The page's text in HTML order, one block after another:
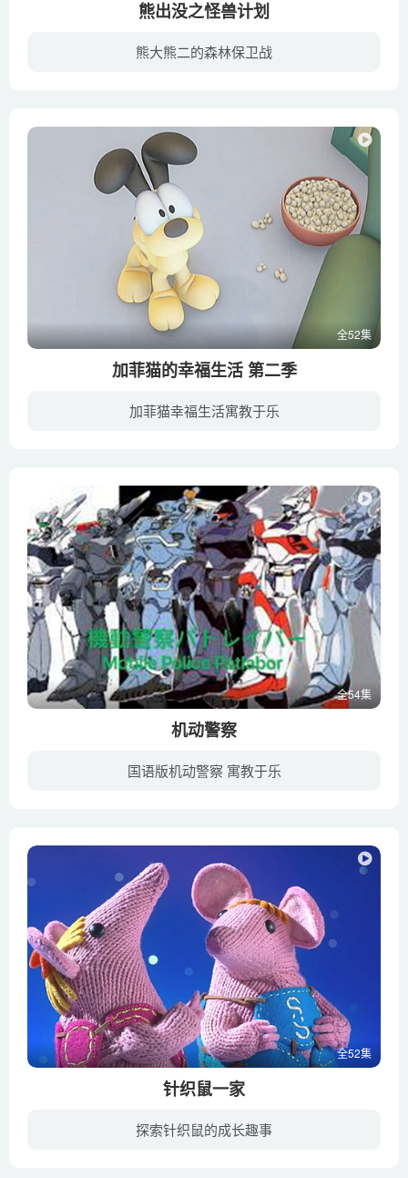
熊出没之怪兽计划
熊大熊二的森林保卫战
全52集
加菲猫的幸福生活 第二季
加菲猫幸福生活寓教于乐
全54集
机动警察
国语版机动警察 寓教于乐
全52集
针织鼠一家
探索针织鼠的成长趣事